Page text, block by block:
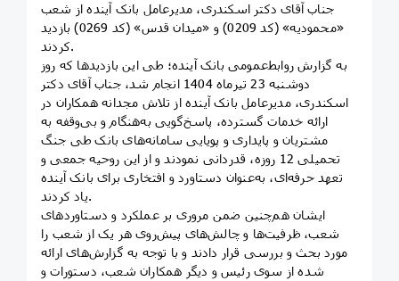
جناب آقای دکتر اسکندری، مدیرعامل بانک آینده از شعب
«محمودیه» (کد 0209) و «میدان قدس» (کد 0269) بازدید
کردند.
به گزارش روابط‌عمومی بانک آینده؛ طی این بازدیدها که روز
دوشنبه 23 تیرماه 1404 انجام شد، جناب آقای دکتر
اسکندری، مدیرعامل بانک آینده از تلاش مجدانه همکاران در
ارائه خدمات گسترده، پاسخ‌گویی به‌هنگام و بی‌وقفه به
مشتریان و پایداری و پویایی سامانه‌های بانک طی جنگ
تحمیلی 12 روزه، قدردانی نمودند و از این روحیه جمعی و
تعهد حرفه‌ای، به‌عنوان دستاورد و افتخاری برای بانک آینده
یاد کردند.
ایشان هم‌چنین ضمن مروری بر عملکرد و دستاوردهای
شعب، ظرفیت‌ها و چالش‌های پیش‌روی هر یک از شعب را
مورد بحث و بررسی قرار دادند و با توجه به گزارش‌های ارائه
شده از سوی رئیس و دیگر همکاران شعب، دستورات و